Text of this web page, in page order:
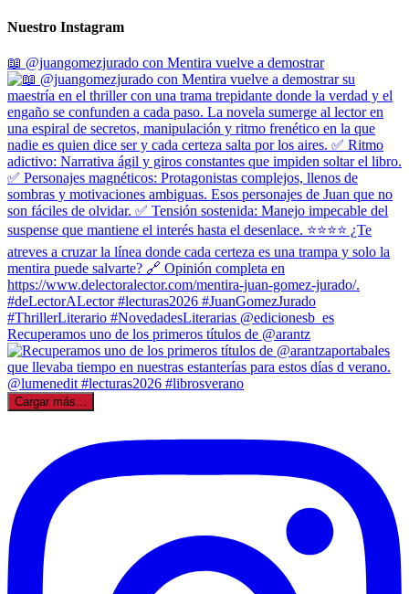
Nuestro Instagram
📖 @juangomezjurado con Mentira vuelve a demostrar
Recuperamos uno de los primeros títulos de @arantz
Cargar más...